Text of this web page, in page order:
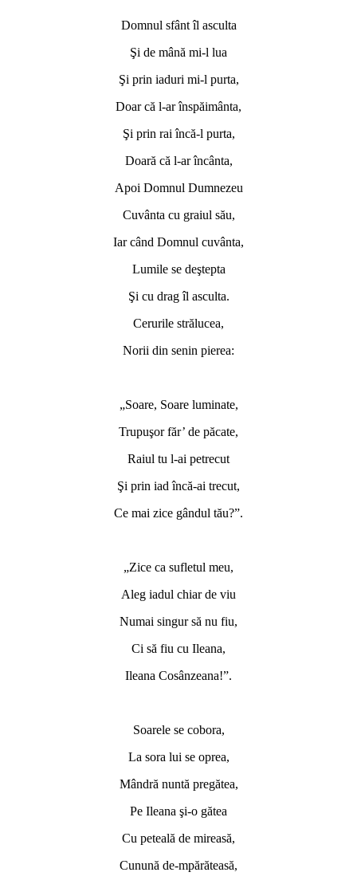
Domnul sfânt îl asculta
Şi de mână mi-l lua
Şi prin iaduri mi-l purta,
Doar că l-ar înspăimânta,
Şi prin rai încă-l purta,
Doară că l-ar încânta,
Apoi Domnul Dumnezeu
Cuvânta cu graiul său,
Iar când Domnul cuvânta,
Lumile se deştepta
Şi cu drag îl asculta.
Cerurile strălucea,
Norii din senin pierea:
„Soare, Soare luminate,
Trupuşor făr’ de păcate,
Raiul tu l-ai petrecut
Şi prin iad încă-ai trecut,
Ce mai zice gândul tău?”.
„Zice ca sufletul meu,
Aleg iadul chiar de viu
Numai singur să nu fiu,
Ci să fiu cu Ileana,
Ileana Cosânzeana!”.
Soarele se cobora,
La sora lui se oprea,
Mândră nuntă pregătea,
Pe Ileana şi-o gătea
Cu peteală de mireasă,
Cunună de-mpărăteasă,